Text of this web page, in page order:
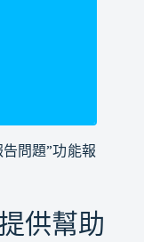
問題”功能報
供幫助